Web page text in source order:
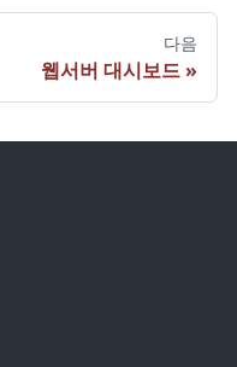
다음
웹서버 대시보드